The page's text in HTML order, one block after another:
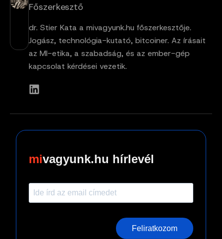
Főszerkesztő
dr. Stier Kata a mivagyunk.hu főszerkesztője.
Jogász, technológia-kutató, bitcoiner. Az írásait
az MI-etika, a szabadság, és az ember-gép
kapcsolat kérdései vezetik.
vagyunk.hu hírlevél
Feliratkozom